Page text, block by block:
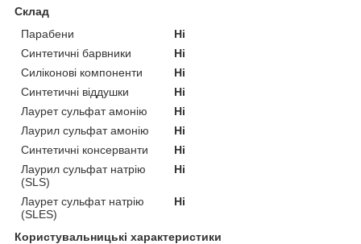
Склад
Парабени
Ні
Синтетичні барвники
Ні
Силіконові компоненти
Ні
Синтетичні віддушки
Ні
Лаурет сульфат амонію
Ні
Лаурил сульфат амонію
Ні
Синтетичні консерванти
Ні
Лаурил сульфат натрію
(SLS)
Ні
Лаурет сульфат натрію
(SLES)
Ні
Користувальницькі характеристики